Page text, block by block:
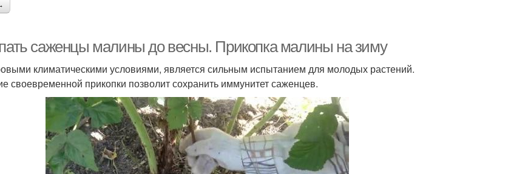
саженцы малины до весны. Прикопка малины на зиму
климатическими условиями, является сильным испытанием для молодых растений.
своевременной прикопки позволит сохранить иммунитет саженцев.